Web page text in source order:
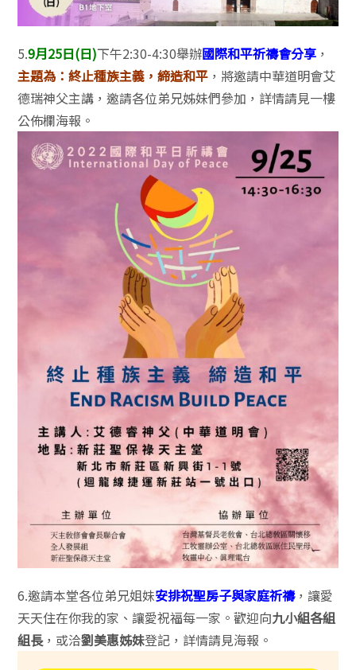
5.9月25日(日)下午2:30-4:30舉辦國際和平祈禱會分享 ，
主題為：終止種族主義，締造和平 ，將邀請中華道明會艾
德瑞神父主講，邀請各位弟兄姊妹們參加，詳情請見一樓
公佈欄海報。
6.邀請本堂各位弟兄姐妹安排祝聖房子與家庭祈禱，讓愛
天天住在你我的家、讓愛祝福每一家。歡迎向九小組各組
組長，或洽劉美惠姊妹登記，詳情請見海報。